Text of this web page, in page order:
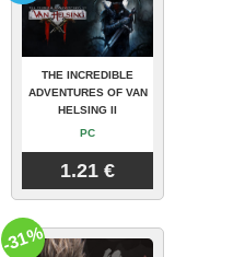
THE INCREDIBLE
ADVENTURES OF VAN
HELSING II
PC
1.21 €
-31%